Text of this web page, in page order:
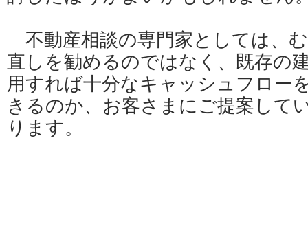
不動産相談の専門家としては、
直しを勧めるのではなく、既存の
用すれば十分なキャッシュフロー
きるのか、お客さまにご提案して
ります。